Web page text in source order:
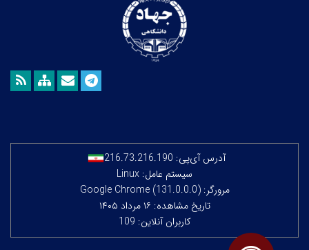
آدرس آی‌پی: 216.73.216.190
سیستم عامل: Linux
مرورگر: Google Chrome (131.0.0.0)
تاریخ مشاهده: ۱۶ مرداد ۱۴۰۵
کاربران آنلاین: 109